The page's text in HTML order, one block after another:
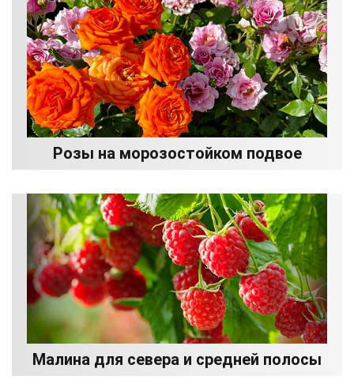
Розы на морозостойком подвое
Малина для севера и средней полосы